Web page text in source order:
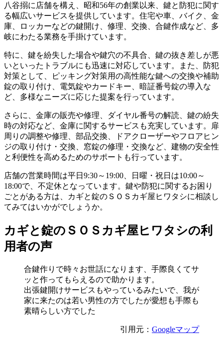
八谷搦に店舗を構え、昭和56年の創業以来、鍵と防犯に関す
る幅広いサービスを提供しています。住宅や車、バイク、金
庫、ロッカーなどの鍵開け、修理、交換、合鍵作成など、多
岐にわたる業務を手掛けています。
特に、鍵を紛失した場合や鍵穴の不具合、鍵の抜き差しが悪
いといったトラブルにも迅速に対応しています。また、防犯
対策として、ピッキング対策用の高性能な鍵への交換や補助
錠の取り付け、電気錠やカードキー、暗証番号錠の導入な
ど、多様なニーズに応じた提案を行っています。
さらに、金庫の販売や修理、ダイヤル番号の解読、鍵の紛失
時の対応など、金庫に関するサービスも充実しています。扉
周りの調整や修理、部品交換、ドアクローザーやフロアヒン
ジの取り付け・交換、窓錠の修理・交換など、建物の安全性
と利便性を高めるためのサポートも行っています。
店舗の営業時間は平日9:30～19:00、日曜・祝日は10:00～
18:00で、不定休となっています。鍵や防犯に関するお困り
ごとがある方は、カギと錠のＳＯＳカギ屋ヒワタシに相談し
てみてはいかがでしょうか。
カギと錠のＳＯＳカギ屋ヒワタシの利
用者の声
合鍵作りで時々お世話になります、手際良くてサ
ッと作ってもらえるので助かります。
出張鍵開けサービスもやっているみたいで、我が
家に来たのは若い男性の方でしたが愛想も手際も
素晴らしい方でした
引用元： Googleマップ